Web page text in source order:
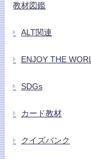
教材図鑑
ALT関連
ENJOY THE
SDGs
カード教材
クイズバンク